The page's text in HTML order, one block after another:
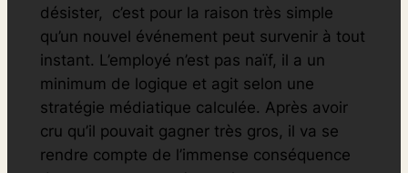
désister, c’est pour la raison très simple
qu’un nouvel événement peut survenir à tout
instant. L’employé n’est pas naïf, il a un
minimum de logique et agit selon une
stratégie médiatique calculée. Après avoir
cru qu’il pouvait gagner très gros, il va se
rendre compte de l’immense conséquence